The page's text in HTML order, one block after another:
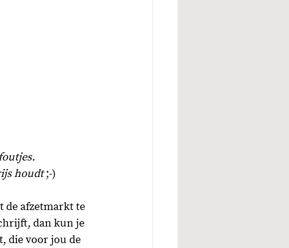
houdt ;-)
de afzetmarkt te
dan kun je
die voor jou de